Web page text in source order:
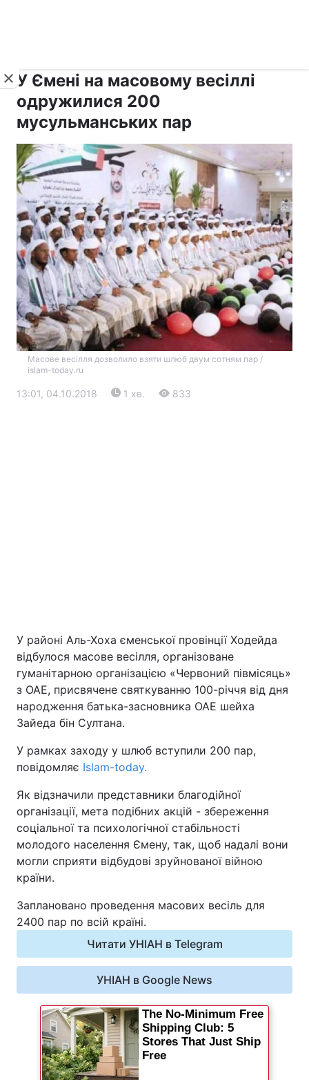
Київ Львів
Дніпро Харків
Одеса
Спорт
Техно і зв'язок Лайт
Зброя Інциденти
Здоров'я
Цікавинки Погода
Відео з Youtube Статті
Думки
Архів Вакансії
Контакти
У Ємені на масовому весіллі
одружилися 200
мусульманських пар
Масове весілля дозволило взяти шлюб двум сотням пар /
islam-today.ru
13:01, 04.10.2018 1 хв. 833
У районі Аль-Хоха єменської провінції Ходейда
відбулося масове весілля, організоване
гуманітарною організацією «Червоний півмісяць»
з ОАЕ, присвячене святкуванню 100-річчя від дня
народження батька-засновника ОАЕ шейха
Зайеда бін Султана.
У рамках заходу у шлюб вступили 200 пар,
повідомляє Islam-today.
Як відзначили представники благодійної
організації, мета подібних акцій - збереження
соціальної та психологічної стабільності
молодого населення Ємену, так, щоб надалі вони
могли сприяти відбудові зруйнованої війною
країни.
Заплановано проведення масових весіль для
2400 пар по всій країні.
Читати УНІАН в Telegram
УНІАН в Google News